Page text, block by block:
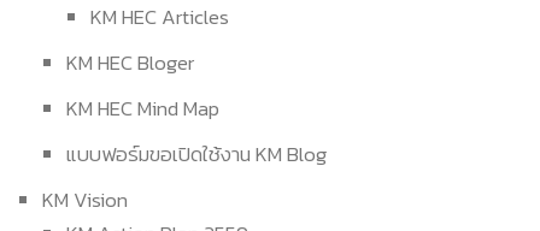
KM HEC Articles
KM HEC Bloger
KM HEC Mind Map
แบบฟอร์มขอเปิดใช้งาน KM Blog
KM Vision